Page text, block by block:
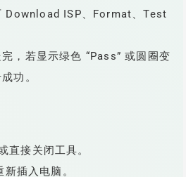
Download ISP、Format、Test
，若显示绿色 “Pass” 或圆圈变
功。
直接关闭工具。
插入电脑。